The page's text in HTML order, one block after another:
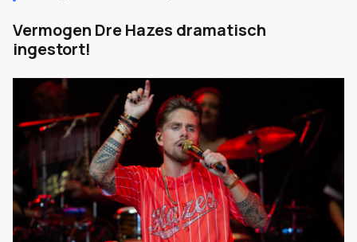
Vermogen Dre Hazes dramatisch
ingestort!